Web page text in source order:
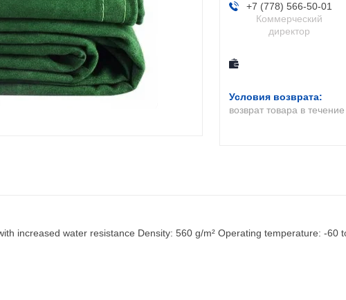
+7 (778) 566-50-01
Коммерческий
директор
возврат товара в
increased water resistance Density: 560 g/m² Operating temperature: -60